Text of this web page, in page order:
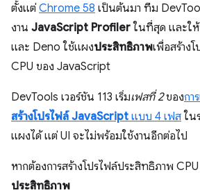
ตั้งแต่ Chrome 58 เป็นต้นมา ทีม
งาน JavaScript Profilerในที่สุด และใ
และ Deno ใช้แผงประสิทธิภาพเพื่อสร้าง
CPU ของ JavaScript
DevTools เวอร์ชัน 113 เริ่มเฟสที่ 2ของกา
สร้างโปรไฟล์ JavaScript แบบ 4 เฟสใน
แผงได้ แต่ UI จะไม่พร้อมใช้งานอีกต่อไป
หากต้องการสร้างโปรไฟล์ประสิทธิภาพ
ประสิทธิภาพ